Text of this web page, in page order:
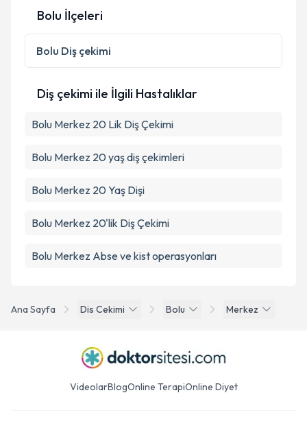
Ana Sayfa Dis Cekimi Bolu Merkez
Bolu İlçeleri
Bolu Diş çekimi
Diş çekimi ile İlgili Hastalıklar
Bolu Merkez 20 Lik Diş Çekimi
Bolu Merkez 20 yaş diş çekimleri
Bolu Merkez 20 Yaş Dişi
Bolu Merkez 20'lik Diş Çekimi
Bolu Merkez Abse ve kist operasyonları
VideolarBlogOnline TerapiOnline Diyet